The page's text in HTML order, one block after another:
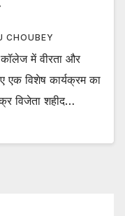
CHOUBEY
कॉलेज में वीरता और
एक विशेष कार्यक्रम का
विजेता शहीद…